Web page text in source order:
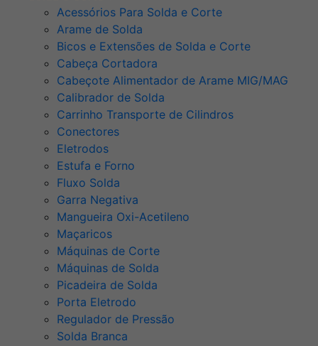
Acessórios Para Solda e Corte
Arame de Solda
Bicos e Extensões de Solda e Corte
Cabeça Cortadora
Cabeçote Alimentador de Arame MIG/MAG
Calibrador de Solda
Carrinho Transporte de Cilindros
Conectores
Eletrodos
Estufa e Forno
Fluxo Solda
Garra Negativa
Mangueira Oxi-Acetileno
Maçaricos
Máquinas de Corte
Máquinas de Solda
Picadeira de Solda
Porta Eletrodo
Regulador de Pressão
Solda Branca